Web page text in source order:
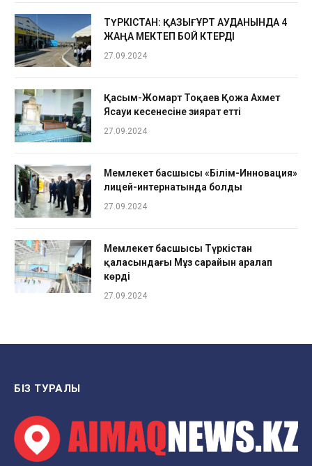
ТҮРКІСТАН: ҚАЗЫҒҰРТ АУДАНЫНДА 4
ЖАҢА МЕКТЕП БОЙ КӨТЕРДІ
27.09.2024
Қасым-Жомарт Тоқаев Қожа Ахмет
Ясауи кесенесіне зиярат етті
27.09.2024
Мемлекет басшысы «Білім-Инновация»
лицей-интернатында болды
27.09.2024
Мемлекет басшысы Түркістан
қаласындағы Мұз сарайын аралап
көрді
27.09.2024
БІЗ ТУРАЛЫ